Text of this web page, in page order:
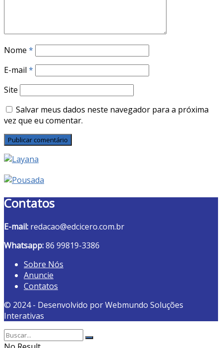
Nome *
E-mail *
Site
Salvar meus dados neste navegador para a próxima
vez que eu comentar.
Contatos
E-mail: redacao@edcicero.com.br
Whatsapp:86 99819-3386
Sobre Nós
Anuncie
Contatos
© 2024 - Desenvolvido por Webmundo Soluções
Interativas